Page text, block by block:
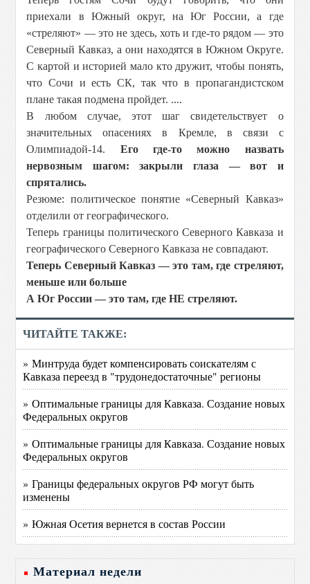
приехали в Южный округ, на Юг России, а где
«стреляют» — это не здесь, хоть и где-то рядом — это
Северный Кавказ, а они находятся в Южном Округе.
С картой и историей мало кто дружит, чтобы понять,
что Сочи и есть СК, так что в пропагандистском
плане такая подмена пройдет. ....
В любом случае, этот шаг свидетельствует о
значительных опасениях в Кремле, в связи с
Олимпиадой-14. Его где-то можно назвать
нервозным шагом: закрыли глаза — вот и
спрятались.
Резюме: политическое понятие «Северный Кавказ»
отделили от географического.
Теперь границы политического Северного Кавказа и
географического Северного Кавказа не совпадают.
Теперь Северный Кавказ — это там, где стреляют,
меньше или больше
А Юг России — это там, где НЕ стреляют.
ЧИТАЙТЕ ТАКЖЕ:
» Минтруда будет компенсировать соискателям с
Кавказа переезд в "трудонедостаточные" регионы
» Оптимальные границы для Кавказа. Создание новых
Федеральных округов
» Оптимальные границы для Кавказа. Создание новых
Федеральных округов
» Границы федеральных округов РФ могут быть
изменены
» Южная Осетия вернется в состав России
Материал недели